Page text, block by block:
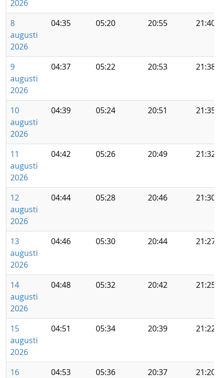
2026
8
augusti
2026
04:35 05:20 20:55 21:40
9
augusti
2026
04:37 05:22 20:53 21:38
10
augusti
2026
04:39 05:24 20:51 21:35
11
augusti
2026
04:42 05:26 20:49 21:32
12
augusti
2026
04:44 05:28 20:46 21:30
13
augusti
2026
04:46 05:30 20:44 21:27
14
augusti
2026
04:48 05:32 20:42 21:25
15
augusti
2026
04:51 05:34 20:39 21:22
16
04:53 05:36 20:37 21:20